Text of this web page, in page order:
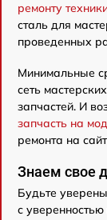
ремонту
сталь для
проведенных
Минимальные
сеть
запчастей. И
запчасть на
ремонта на
Знаем свое
Будьте
с